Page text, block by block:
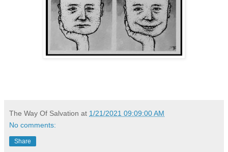
The Way Of Salvation at 1/21/2021 09:09:00 AM
No comments:
Share